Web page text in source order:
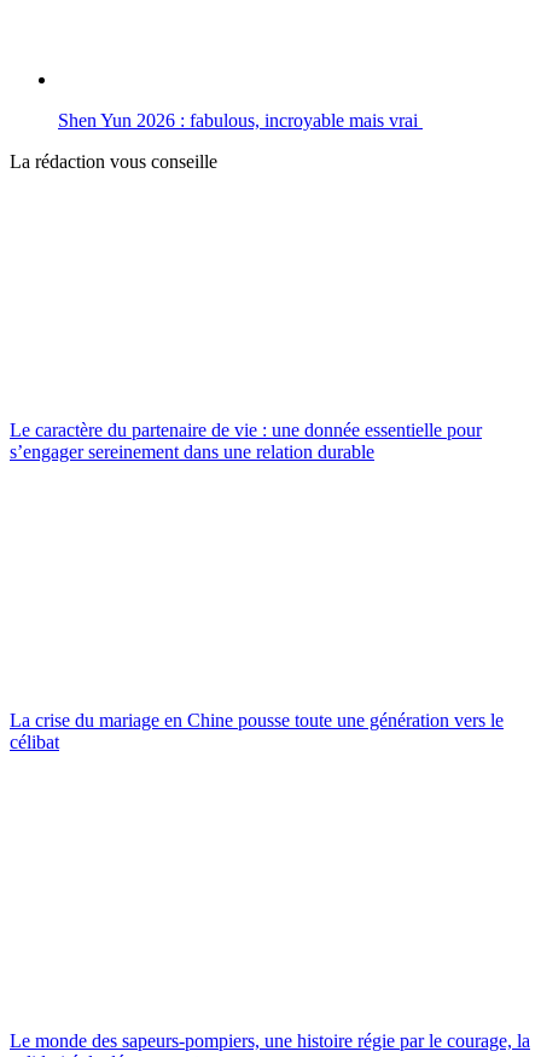
Shen Yun 2026 : fabulous, incroyable mais vrai
La rédaction vous conseille
Le caractère du partenaire de vie : une donnée essentielle pour
s’engager sereinement dans une relation durable
La crise du mariage en Chine pousse toute une génération vers le
célibat
Le monde des sapeurs-pompiers, une histoire régie par le courage, la